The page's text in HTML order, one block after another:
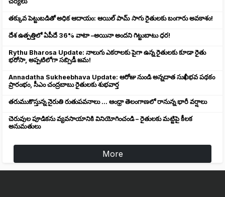
తక్కువ పెట్టుబడితో అధిక ఆదాయం: ఆయిల్ పామ్ సాగు రైతులకు బంగారు అవకాశం!
దేశ ఉత్పత్తిలో ఏపీదే 36% వాటా –అయినా అందని గిట్టుబాటు ధర!
Rythu Bharosa Update: నాలుగు ఎకరాలకు పైగా ఉన్న రైతులకు కూడా రైతు
భరోసా, అప్పటిలోగా సబ్సిడీ జమ!
Annadatha Sukheebhava Update: ఆరోజు నుండి అన్నదాత సుఖీభవ పథకం
ప్రారంభం, సీఎం చంద్రబాబు రైతులకు శుభవార్త
తరుముకొస్తున్న నైరుతి రుతుపవనాలు ... ఆంధ్రా తెలంగాణలో రానున్న భారీ వర్షాలు
చెరువుల పూడికను వ్యవసాయానికి వినియోగించండి – రైతులకు మట్టిపై కీలక
అనుమతులు
More